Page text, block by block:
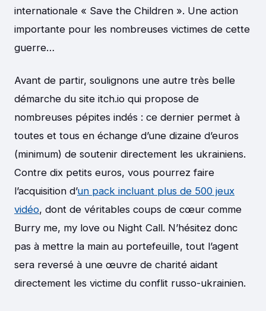
internationale « Save the Children ». Une action
importante pour les nombreuses victimes de cette
guerre…
Avant de partir, soulignons une autre très belle
démarche du site itch.io qui propose de
nombreuses pépites indés : ce dernier permet à
toutes et tous en échange d’une dizaine d’euros
(minimum) de soutenir directement les ukrainiens.
Contre dix petits euros, vous pourrez faire
l’acquisition d’un pack incluant plus de 500 jeux
vidéo, dont de véritables coups de cœur comme
Burry me, my love ou Night Call. N’hésitez donc
pas à mettre la main au portefeuille, tout l’agent
sera reversé à une œuvre de charité aidant
directement les victime du conflit russo-ukrainien.